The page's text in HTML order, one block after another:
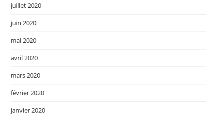
juillet 2020
juin 2020
mai 2020
avril 2020
mars 2020
février 2020
janvier 2020